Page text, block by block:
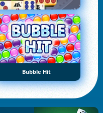
Bubble Hit